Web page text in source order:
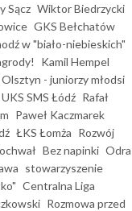
Sącz Wiktor Biedrzycki
GKS Bełchatów
w "biało-niebieskich"
Kamil Hempel
- juniorzy młodsi
UKS SMS Łódź Rafał
Paweł Kaczmarek
ŁKS Łomża Rozwój
Bez napinki Odra
stowarzyszenie
Centralna Liga
Rozmowa przed